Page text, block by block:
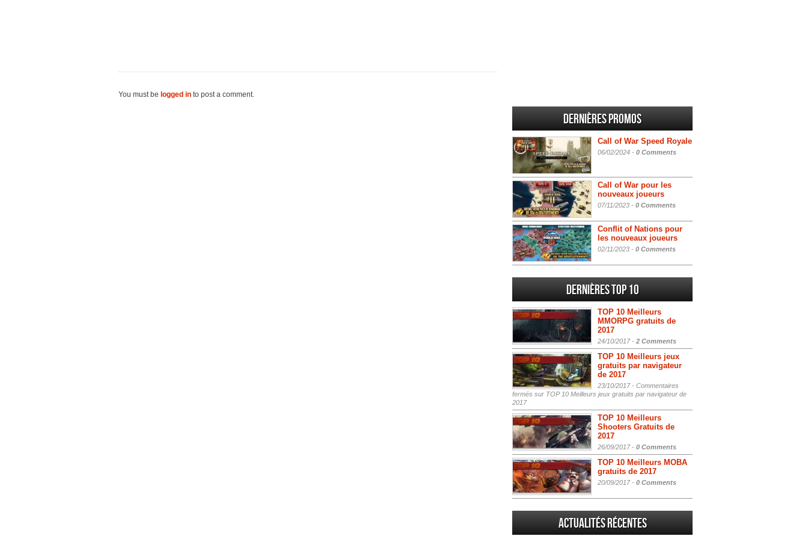
You must be logged in to post a comment.
Dernières promos
Call of War Speed Royale
06/02/2024 - 0 Comments
Call of War pour les
nouveaux joueurs
07/11/2023 - 0 Comments
Conflit of Nations pour
les nouveaux joueurs
02/11/2023 - 0 Comments
Dernières Top 10
TOP 10 Meilleurs
MMORPG gratuits de
2017
24/10/2017 - 2 Comments
TOP 10 Meilleurs jeux
gratuits par navigateur
de 2017
23/10/2017 - Commentaires
fermés sur TOP 10 Meilleurs jeux gratuits par navigateur de
2017
TOP 10 Meilleurs
Shooters Gratuits de
2017
26/09/2017 - 0 Comments
TOP 10 Meilleurs MOBA
gratuits de 2017
20/09/2017 - 0 Comments
Actualités Récentes